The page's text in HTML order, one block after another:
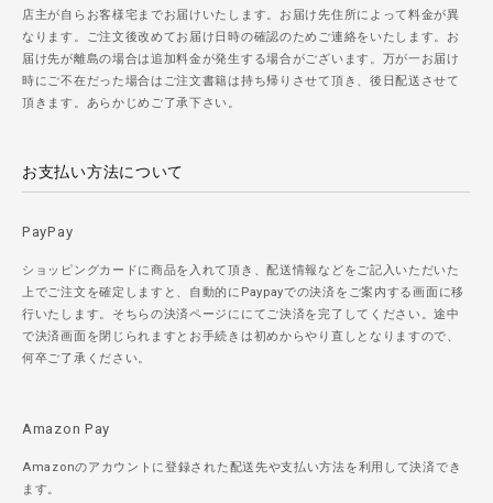
店主が自らお客様宅までお届けいたします。お届け先住所によって料金が異
なります。ご注文後改めてお届け日時の確認のためご連絡をいたします。お
届け先が離島の場合は追加料金が発生する場合がございます。万が一お届け
時にご不在だった場合はご注文書籍は持ち帰りさせて頂き、後日配送させて
頂きます。あらかじめご了承下さい。
お支払い方法について
PayPay
ショッピングカードに商品を入れて頂き、配送情報などをご記入いただいた
上でご注文を確定しますと、自動的にPaypayでの決済をご案内する画面に移
行いたします。そちらの決済ページににてご決済を完了してください。途中
で決済画面を閉じられますとお手続きは初めからやり直しとなりますので、
何卒ご了承ください。
Amazon Pay
Amazonのアカウントに登録された配送先や支払い方法を利用して決済でき
ます。